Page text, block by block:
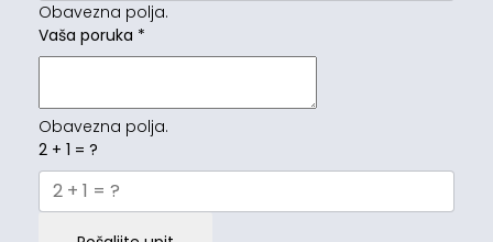
Obavezna polja.
Vaša poruka *
Obavezna polja.
2 + 1 = ?